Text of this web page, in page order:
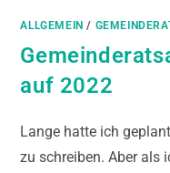
ALLGEMEIN /
auf 2022
Lange hatte ich
zu schreiben. Aber als